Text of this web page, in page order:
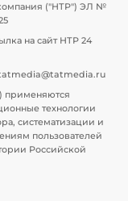
("НТР") ЭЛ №
на сайт НТР 24
применяются
технологии
систематизации и
пользователей
Российской